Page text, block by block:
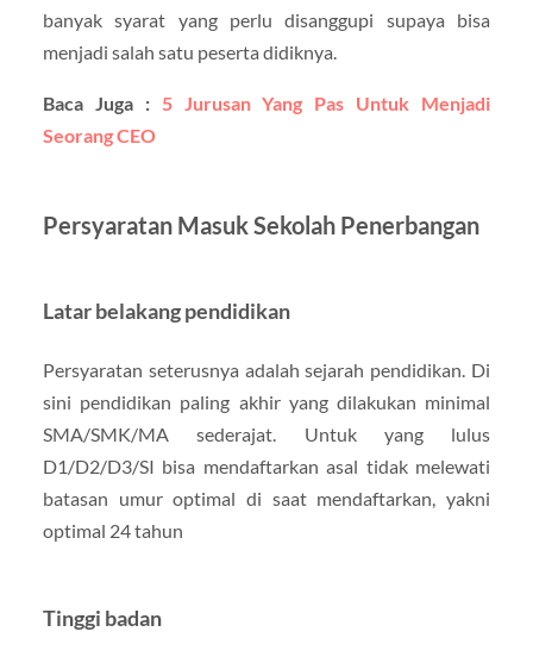
banyak syarat yang perlu disanggupi supaya bisa
menjadi salah satu peserta didiknya.
Baca Juga : 5 Jurusan Yang Pas Untuk Menjadi
Seorang CEO
Persyaratan Masuk Sekolah Penerbangan
Latar belakang pendidikan
Persyaratan seterusnya adalah sejarah pendidikan. Di
sini pendidikan paling akhir yang dilakukan minimal
SMA/SMK/MA sederajat. Untuk yang lulus
D1/D2/D3/SI bisa mendaftarkan asal tidak melewati
batasan umur optimal di saat mendaftarkan, yakni
optimal 24 tahun
Tinggi badan